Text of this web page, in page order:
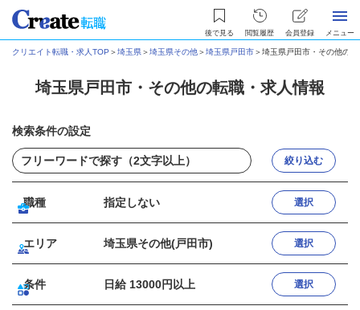
後で見る 閲覧履歴 会員登録 メニュー
クリエイト転職・求人TOP ＞埼玉県＞埼玉県その他＞埼玉県戸田市＞埼玉県戸田市・その他の
埼玉県戸田市・その他の転職・求人情報
検索条件の設定
絞り込む
職種 指定しない 選択
エリア 埼玉県その他(戸田市) 選択
条件 日給 13000円以上 選択